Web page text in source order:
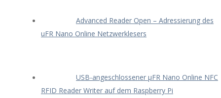
Advanced Reader Open – Adressierung des
uFR Nano Online Netzwerklesers
USB-angeschlossener μFR Nano Online NFC
RFID Reader Writer auf dem Raspberry Pi